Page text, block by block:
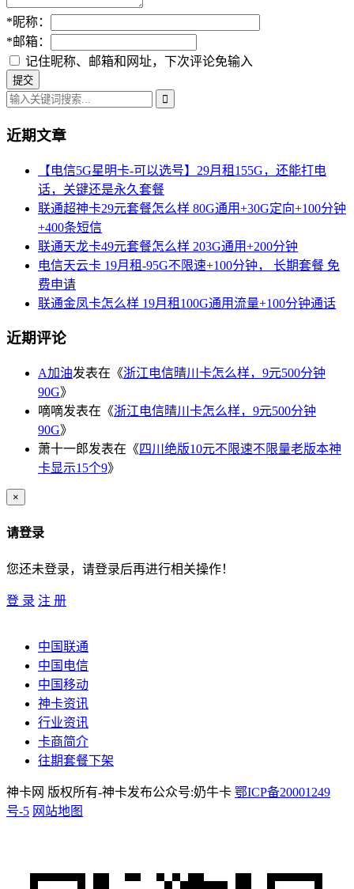
*昵称：
*邮箱：
记住昵称、邮箱和网址，下次评论免输入
近期文章
【电信5G星明卡-可以选号】29月租155G，还能打电
话，关键还是永久套餐
联通超神卡29元套餐怎么样 80G通用+30G定向+100分钟
+400条短信
联通天龙卡49元套餐怎么样 203G通用+200分钟
电信天云卡 19月租-95G不限速+100分钟， 长期套餐 免
费申请
联通金凤卡怎么样 19月租100G通用流量+100分钟通话
近期评论
A加油发表在《浙江电信晴川卡怎么样，9元500分钟
90G》
嘀嘀发表在《浙江电信晴川卡怎么样，9元500分钟
90G》
萧十一郎发表在《四川绝版10元不限速不限量老版本神
卡显示15个9》
×
请登录
您还未登录，请登录后再进行相关操作！
登 录 注 册
中国联通
中国电信
中国移动
神卡资讯
行业资讯
卡商简介
往期套餐下架
神卡网 版权所有-神卡发布公众号:奶牛卡 鄂ICP备20001249
号-5 网站地图